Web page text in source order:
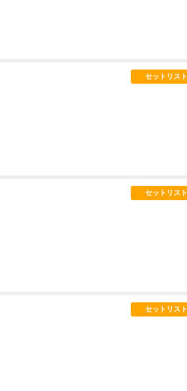
セットリスト
セットリスト
セットリスト